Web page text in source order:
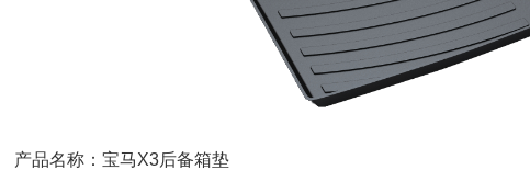
产品名称：宝马X3后备箱垫